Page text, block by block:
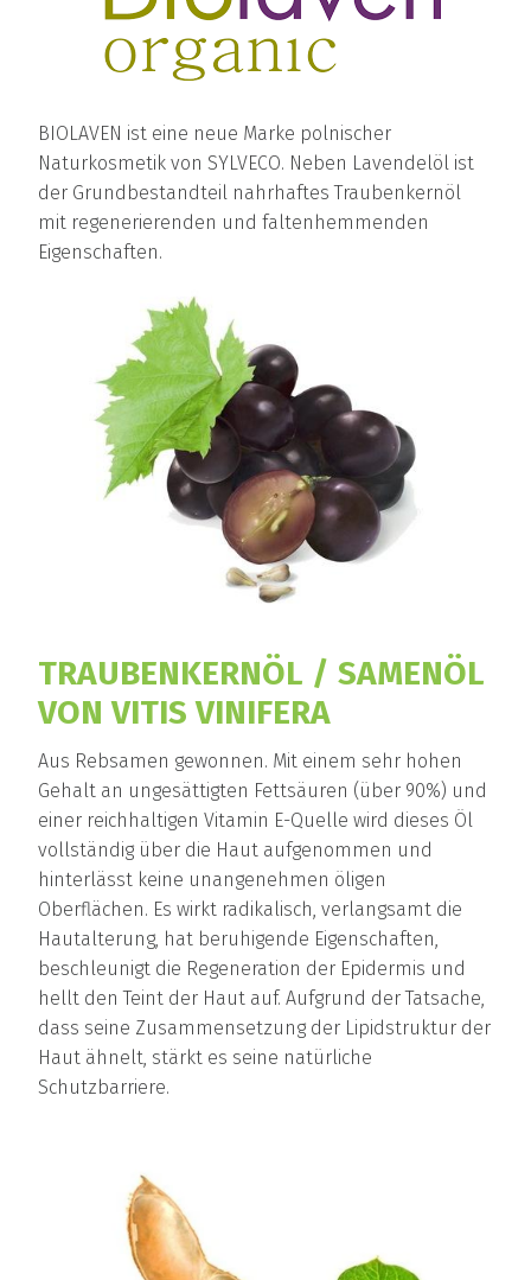
BIOLAVEN ist eine neue Marke polnischer
Naturkosmetik von SYLVECO. Neben Lavendelöl ist
der Grundbestandteil nahrhaftes Traubenkernöl
mit regenerierenden und faltenhemmenden
Eigenschaften.
TRAUBENKERNÖL / SAMENÖL
VON VITIS VINIFERA
Aus Rebsamen gewonnen. Mit einem sehr hohen
Gehalt an ungesättigten Fettsäuren (über 90%) und
einer reichhaltigen Vitamin E-Quelle wird dieses Öl
vollständig über die Haut aufgenommen und
hinterlässt keine unangenehmen öligen
Oberflächen. Es wirkt radikalisch, verlangsamt die
Hautalterung, hat beruhigende Eigenschaften,
beschleunigt die Regeneration der Epidermis und
hellt den Teint der Haut auf. Aufgrund der Tatsache,
dass seine Zusammensetzung der Lipidstruktur der
Haut ähnelt, stärkt es seine natürliche
Schutzbarriere.